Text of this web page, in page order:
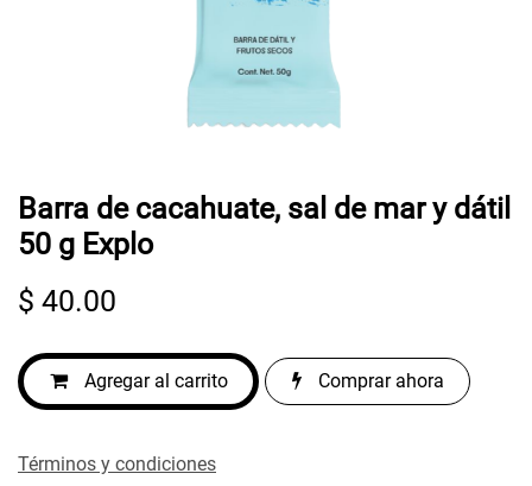
Barra de cacahuate, sal de mar y dátil
50 g Explo
$ 40.00
Agregar al carrito Comprar ahora
Términos y condiciones